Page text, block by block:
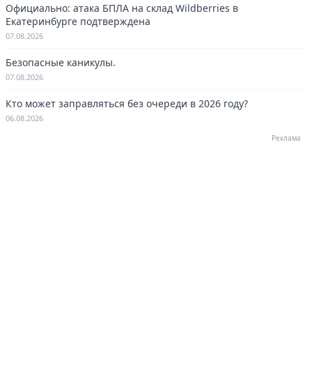
Официально: атака БПЛА на склад Wildberries в
Екатеринбурге подтверждена
07.08.2026
Безопасные каникулы.
07.08.2026
Кто может заправляться без очереди в 2026 году?
06.08.2026
Реклама